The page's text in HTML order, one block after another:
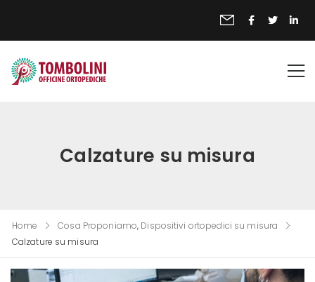
Calzature su misura
Home Cosa Proponiamo, Dispositivi ortopedici su misura
Calzature su misura